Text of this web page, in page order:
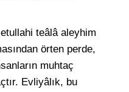
teâlâ aleyhim
örten perde,
muhtaç
Evliyâlık, bu